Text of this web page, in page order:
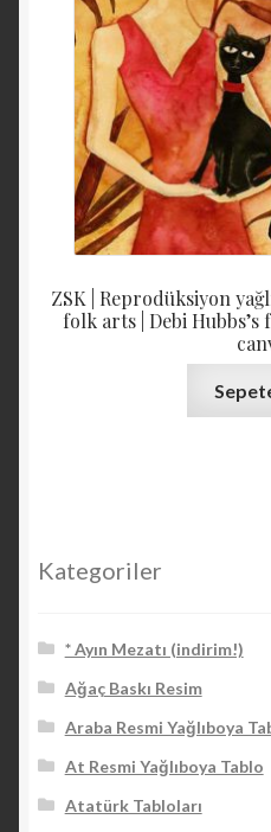
ZSK | Reprodüksiyon
folk arts | Debi
Kategoriler
* Ayın Mezatı (indirim!)
Ağaç Baskı Resim
Araba Resmi Yağlıboya
At Resmi Yağlıboya Tablo
Atatürk Tabloları